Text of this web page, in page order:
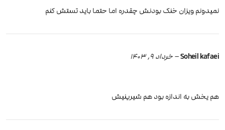
نمیدونم ویزان خنک بودنش چقدره اما حتما باید تستش کنم
Soheil kafaei
–خرداد 9, 1403
هم یخش به اندازه بود هم شیرینیش